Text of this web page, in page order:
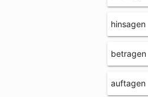
hinsagen
betragen
auftagen